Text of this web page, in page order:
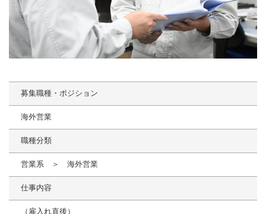
募集職種・ポジション
海外営業
職種分類
営業系 ＞ 海外営業
仕事内容
（雇入れ直後）